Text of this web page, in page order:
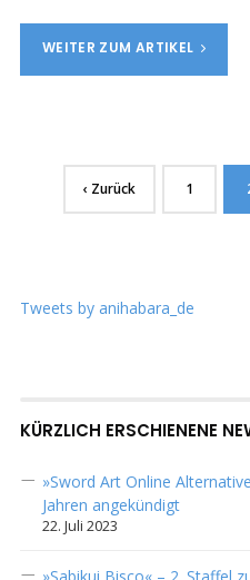
WEITER ZUM ARTIKEL
‹ Zurück 1
Tweets by anihabara_de
KÜRZLICH ERSCHIENENE
»Sword Art Online
Jahren angekündigt
22. Juli 2023
»Sabikui Bisco« – 2. Staffel